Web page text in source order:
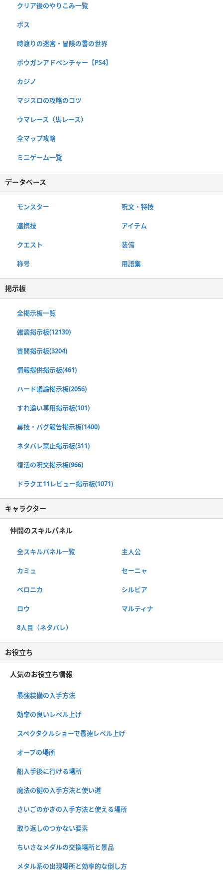
クリア後のやりこみ一覧
ボス
時渡りの迷宮・冒険の書の世界
ボウガンアドベンチャー【PS4】
カジノ
マジスロの攻略のコツ
ウマレース（馬レース）
全マップ攻略
ミニゲーム一覧
データベース
モンスター 呪文・特技
連携技 アイテム
クエスト 装備
称号 用語集
掲示板
全掲示板一覧
雑談掲示板(12130)
質問掲示板(3204)
情報提供掲示板(461)
ハード議論掲示板(2056)
すれ違い専用掲示板(101)
裏技・バグ報告掲示板(1400)
ネタバレ禁止掲示板(311)
復活の呪文掲示板(966)
ドラクエ11レビュー掲示板(1071)
キャラクター
仲間のスキルパネル
全スキルパネル一覧 主人公
カミュ セーニャ
ベロニカ シルビア
ロウ マルティナ
8人目（ネタバレ）
お役立ち
人気のお役立ち情報
最強装備の入手方法
効率の良いレベル上げ
スペクタクルショーで最速レベル上げ
オーブの場所
船入手後に行ける場所
魔法の鍵の入手方法と使い道
さいごのかぎの入手方法と使える場所
取り返しのつかない要素
ちいさなメダルの交換場所と景品
メタル系の出現場所と効率的な倒し方